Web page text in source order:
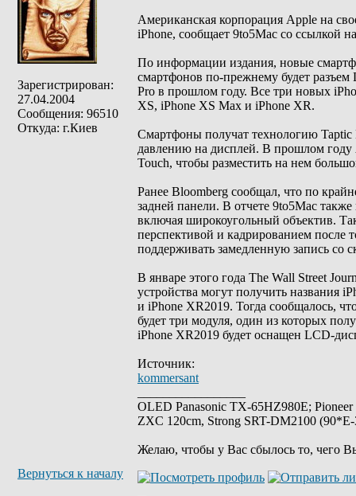
Зарегистрирован:
27.04.2004
Сообщения: 96510
Откуда: г.Киев
Американская корпорация Apple на
iPhone, сообщает 9to5Mac со ссылкой
По информации издания, новые
смартфонов по-прежнему будет разъем
Pro в прошлом году. Все три новых
XS, iPhone XS Max и iPhone XR.
Смартфоны получат технологию Taptic
давлению на дисплей. В прошлом году
Touch, чтобы разместить на нем
Ранее Bloomberg сообщал, что по
задней панели. В отчете 9to5Mac
включая широкоугольный объектив.
перспективой и кадрированием после
поддерживать замедленную запись со
В январе этого года The Wall Street
устройства могут получить названия
и iPhone XR2019. Тогда сообщалось,
будет три модуля, один из которых
iPhone XR2019 будет оснащен LCD-
Источник:
kommersant
OLED Panasonic TX-65HZ980E;
ZXC 120cm, Strong SRT-DM2100
Желаю, чтобы у Вас сбылось то, чего
Вернуться к началу